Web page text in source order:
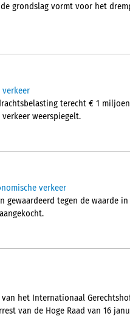
grondslag vormt voor het
terecht € 1
weerspiegelt.
verkeer
tegen de waarde
het Internationaal
van de Hoge Raad van 16